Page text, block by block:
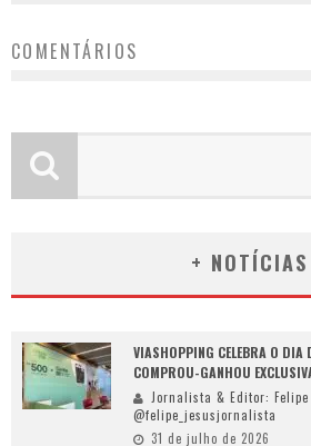
COMENTÁRIOS
+ NOTÍCIAS
VIASHOPPING CELEBRA O DIA
COMPROU-GANHOU
Jornalista & Editor: Felipe
@felipe_jesusjornalista
31 de julho de 2026